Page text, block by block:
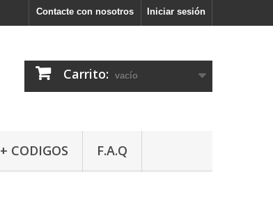
Iniciar sesión
Contacte con nosotros
Carrito: vacío
+ CODIGOS F.A.Q